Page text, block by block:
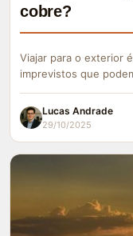
cobre?
Viajar para o exterior
imprevistos que
Lucas Andrade
29/10/2025